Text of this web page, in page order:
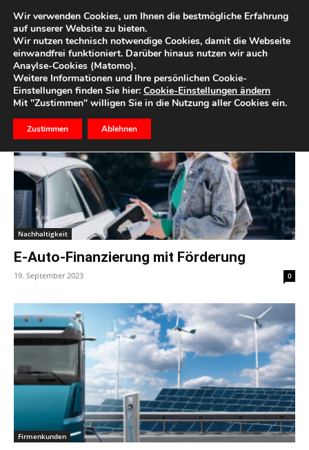
Start Schlagworte Elektroauto
Schlagwort: Elektroauto
Nachhaltigkeit
E-Auto-Finanzierung mit Förderung
19. September 2023 0
Firmenkunden
Wir verwenden Cookies, um Ihnen die bestmögliche Erfahrung
auf unserer Website zu bieten.
Wir nutzen technisch notwendige Cookies, damit die Webseite
einwandfrei funktioniert. Darüber hinaus nutzen wir auch
Anaylse-Cookies (Matomo).
Weitere Informationen und Ihre persönlichen Cookie-
Einstellungen finden Sie hier: Cookie-Einstellungen ändern
Mit "Zustimmen" willigen Sie in die Nutzung aller Cookies ein.
Zustimmen Ablehnen